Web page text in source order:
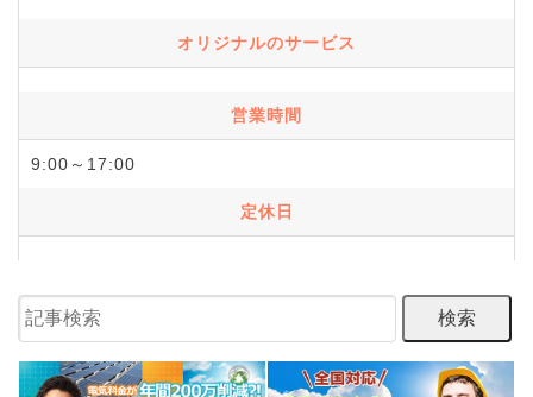
オリジナルのサービス
営業時間
9:00～17:00
定休日